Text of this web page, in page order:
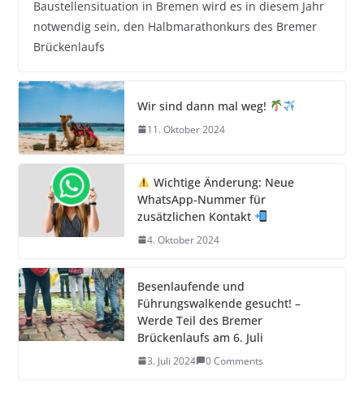
Baustellensituation in Bremen wird es in diesem Jahr
notwendig sein, den Halbmarathonkurs des Bremer
Brückenlaufs
Wir sind dann mal weg!
11. Oktober 2024
Wichtige Änderung: Neue
WhatsApp-Nummer für
zusätzlichen Kontakt
4. Oktober 2024
Besenlaufende und
Führungswalkende gesucht! –
Werde Teil des Bremer
Brückenlaufs am 6. Juli
3. Juli 2024 0 Comments